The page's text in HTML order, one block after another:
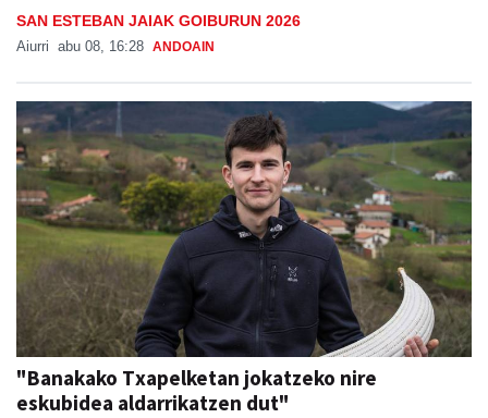
SAN ESTEBAN JAIAK GOIBURUN 2026
Aiurri abu 08, 16:28 ANDOAIN
"Banakako Txapelketan jokatzeko nire
eskubidea aldarrikatzen dut"